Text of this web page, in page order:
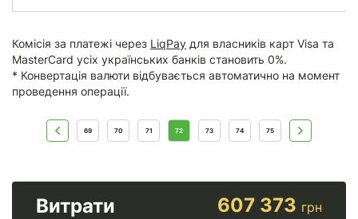
Комісія за платежі через LiqPay для власників карт Visa та
MasterCard усіх українських банків становить 0%.
* Конвертація валюти відбувається автоматично на момент
проведення операції.
69 70 71 72 73 74 75
Витрати 607 373 грн